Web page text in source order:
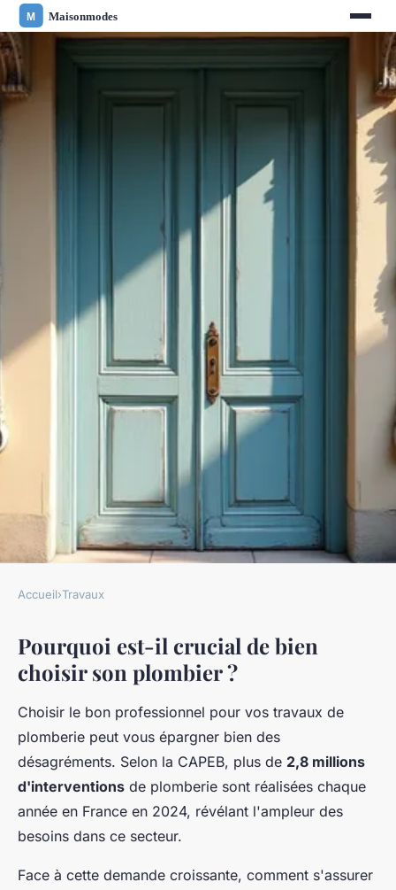
Comment dénicher le meilleur
plombier près de chez vous ?
Laure•14 décembre 2025•7 min de lecture
Accueil›Travaux
Pourquoi est-il crucial de bien
choisir son plombier ?
Choisir le bon professionnel pour vos travaux de
plomberie peut vous épargner bien des
désagréments. Selon la CAPEB, plus de 2,8 millions
d'interventions de plomberie sont réalisées chaque
année en France en 2024, révélant l'ampleur des
besoins dans ce secteur.
Face à cette demande croissante, comment s'assurer